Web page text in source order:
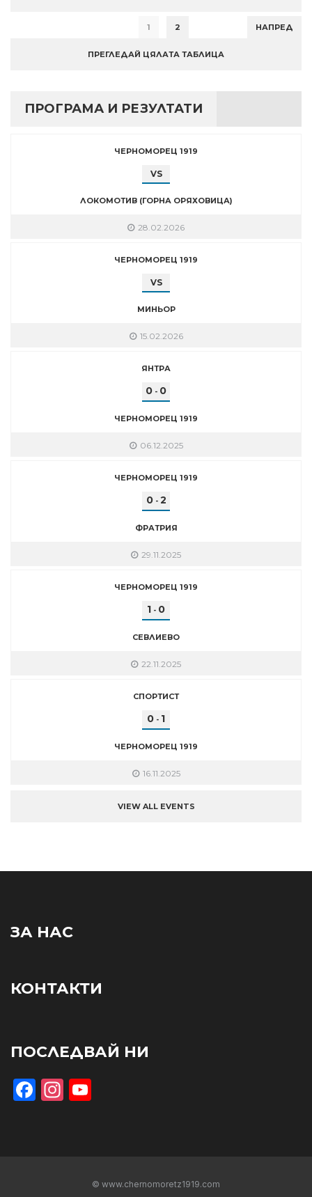
1 2 НАПРЕД
ПРЕГЛЕДАЙ ЦЯЛАТА ТАБЛИЦА
ПРОГРАМА И РЕЗУЛТАТИ
ЧЕРНОМОРЕЦ 1919
VS
ЛОКОМОТИВ (ГОРНА ОРЯХОВИЦА)
28.02.2026
ЧЕРНОМОРЕЦ 1919
VS
МИНЬОР
15.02.2026
ЯНТРА
0 - 0
ЧЕРНОМОРЕЦ 1919
06.12.2025
ЧЕРНОМОРЕЦ 1919
0- 2
ФРАТРИЯ
29.11.2025
ЧЕРНОМОРЕЦ 1919
1 - 0
СЕВЛИЕВО
22.11.2025
СПОРТИСТ
0 - 1
ЧЕРНОМОРЕЦ 1919
16.11.2025
VIEW ALL EVENTS
ЗА НАС
КОНТАКТИ
ПОСЛЕДВАЙ НИ
Facebook
Instagram
© www.chernomoretz1919.com